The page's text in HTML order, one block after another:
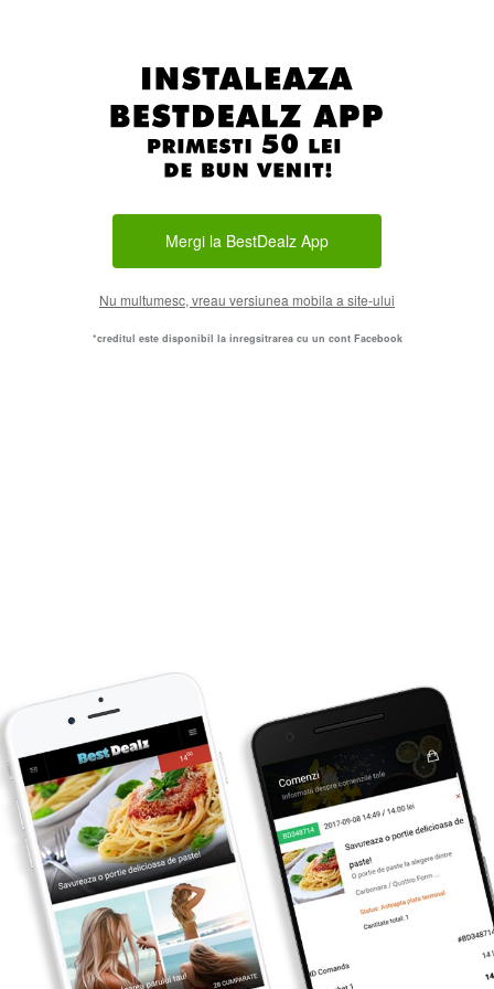
Mergi la BestDealz App
Nu multumesc, vreau versiunea mobila a site-ului
*creditul este disponibil la inregsitrarea cu un cont Facebook
Primesti inapoi 2
CUMPARA